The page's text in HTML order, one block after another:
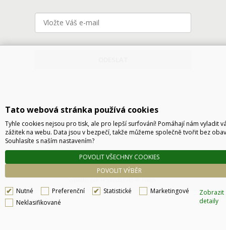
Technické řešení © 2026 CyberSoft s.r.o.
Podle zákona o evidenci tržeb je prodávající povinen vystavit kupujícímu účtenku. Zároveň
je povinen zaevidovat přijatou tržbu u správce daně online, v případě technického
Tato webová stránka používá cookies
Tyhle cookies nejsou pro tisk, ale pro lepší surfování! Pomáhají nám vyladit
zážitek na webu. Data jsou v bezpečí, takže můžeme společně tvořit bez
Souhlasíte s naším nastavením?
POVOLIT VÝBĚR
POVOLIT VŠECHNY COOKIES
Nutné Preferenční Statistické
Marketingové
Neklasifikované
Zobrazit
detaily